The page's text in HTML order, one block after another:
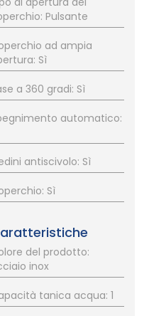
Pulsante
ad ampia
Sì
a 360 gradi: Sì
automatico:
antiscivolo: Sì
Sì
del prodotto:
inox
tanica acqua: 1